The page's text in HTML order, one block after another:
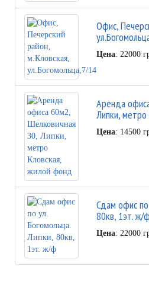
Офис,
Цена: 22000
Аренда
Липки,
Цена: 14500
Сдам офис по
80кв, 1эт. ж/ф
Цена: 22000